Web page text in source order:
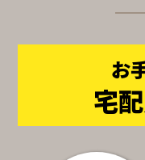
お
宅